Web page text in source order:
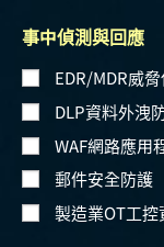
事中偵測與回應
EDR/MDR威
DLP資料外洩
WAF網路應用
郵件安全防護
製造業OT工控